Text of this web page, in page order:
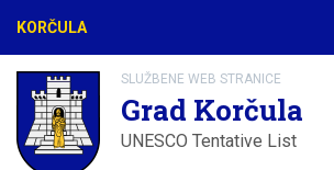
KORČULA
SLUŽBENE WEB STRANICE
Grad Korčula
UNESCO Tentative List